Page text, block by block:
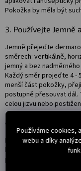
Používáme cookies,
webu a díky
Pokožka by měla být
3. Používejte Jemně
Jemně přejeďte
směrech: vertikálně,
jemný a bez
Každý směr projeďte 4 -
menší část pokožky,
postupně přesouvat
celou jizvu nebo
4. Aplikujte
Po ošetření naneste na
hyaluronové nebo jiných
pokožku a podpoří